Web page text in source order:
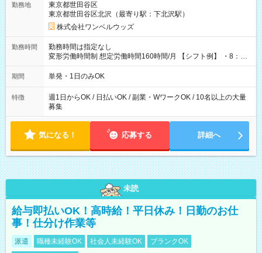
勤務地
東京都世田谷区
東京都世田谷区北沢（最寄り駅：下北沢駅）
株式会社ワンベルウッズ
勤務時間
勤務時間は指定なし
変形労働時間制 想定労働時間160時間/月 【シフト例】 ・8：00
～21：00
期間 単発・1日のみOK
特徴
週1日からOK / 日払いOK / 副業・WワークOK / 10名以上の大量
募集
気になる！ 応募する 詳細へ
未読
給与即払いOK！高時給！平日休み！日勤のお仕
事！仕分け作業等
派遣 職種未経験OK 社会人未経験OK
ブランクOK